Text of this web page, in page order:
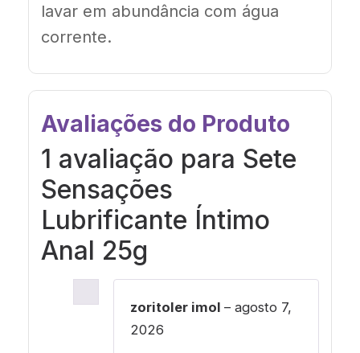
lavar em abundância com água
corrente.
Avaliações do Produto
1 avaliação para Sete
Sensações
Lubrificante Íntimo
Anal 25g
zoritoler imol – agosto 7,
2026